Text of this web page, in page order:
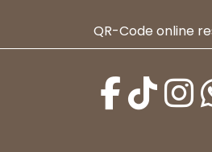
QR-Code online